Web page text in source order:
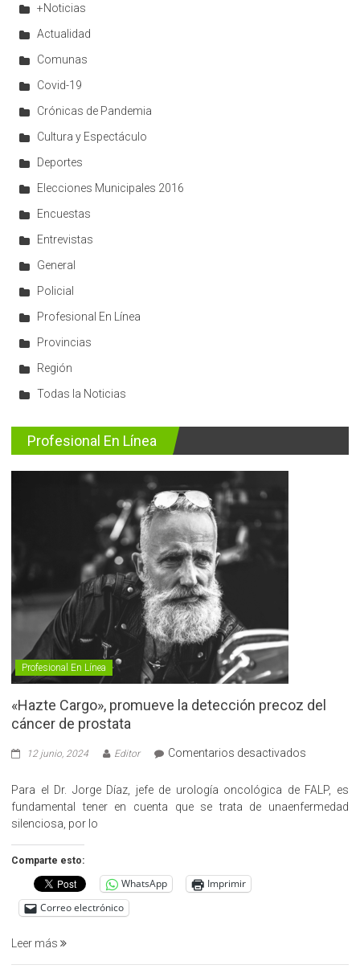
+Noticias
Actualidad
Comunas
Covid-19
Crónicas de Pandemia
Cultura y Espectáculo
Deportes
Elecciones Municipales 2016
Encuestas
Entrevistas
General
Policial
Profesional En Línea
Provincias
Región
Todas la Noticias
Profesional En Línea
Profesional En Línea
«Hazte Cargo», promueve la detección precoz del
cáncer de prostata
12 junio, 2024 Editor Comentarios desactivados
Cargo»,
promueve
Para el Dr. Jorge Díaz, jefe de urología oncológica de FALP, es
fundamental tener en cuenta que se trata de unaenfermedad
silenciosa, por lo
Comparte esto:
WhatsApp
Imprimir
Correo electrónico
Leer más